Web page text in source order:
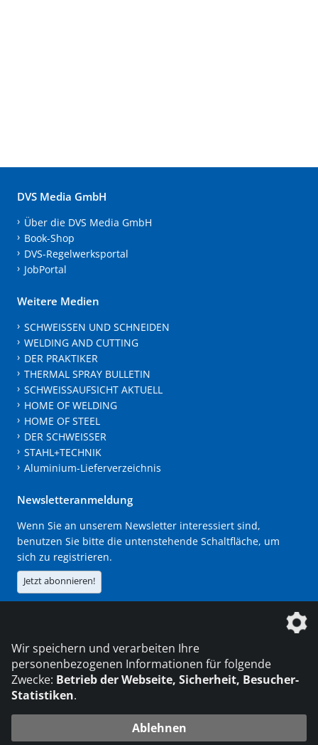
DVS Media GmbH
Über die DVS Media GmbH
Book-Shop
DVS-Regelwerksportal
JobPortal
Weitere Medien
SCHWEISSEN UND SCHNEIDEN
WELDING AND CUTTING
DER PRAKTIKER
THERMAL SPRAY BULLETIN
SCHWEISSAUFSICHT AKTUELL
HOME OF WELDING
HOME OF STEEL
DER SCHWEISSER
STAHL+TECHNIK
Aluminium-Lieferverzeichnis
Newsletteranmeldung
Wenn Sie an unserem Newsletter interessiert sind,
benutzen Sie bitte die untenstehende Schaltfläche, um
sich zu registrieren.
Jetzt abonnieren!
Die DVS Media GmbH ist ein Unternehmen der
Wir speichern und verarbeiten Ihre
personenbezogenen Informationen für folgende
Zwecke: Betrieb der Webseite, Sicherheit, Besucher-
Statistiken.
Ablehnen